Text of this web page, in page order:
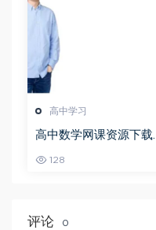
高中学习
高中数学网课资源下载
数学秋季班
128
评论 0